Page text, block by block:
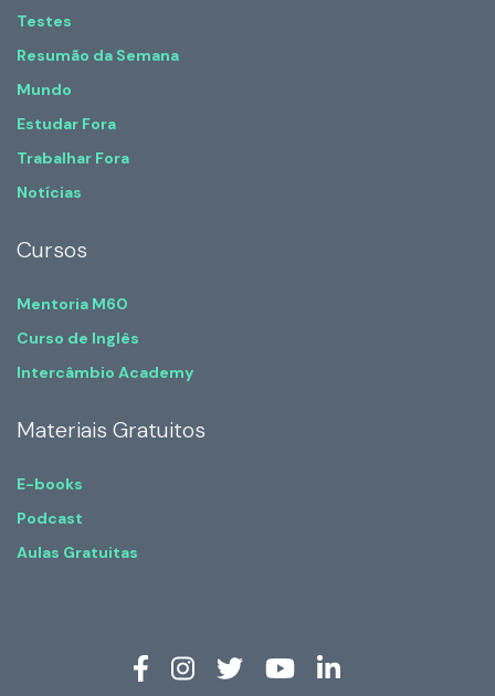
Testes
Resumão da Semana
Mundo
Estudar Fora
Trabalhar Fora
Notícias
Cursos
Mentoria M60
Curso de Inglês
Intercâmbio Academy
Materiais Gratuitos
E-books
Podcast
Aulas Gratuitas